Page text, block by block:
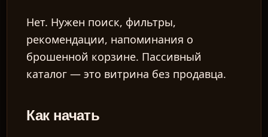
Нет. Нужен поиск, фильтры,
рекомендации, напоминания о
брошенной корзине. Пассивный
каталог — это витрина без продавца.
Как начать